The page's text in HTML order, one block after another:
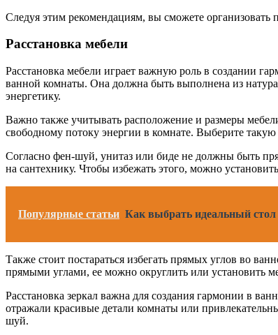
Следуя этим рекомендациям, вы сможете
Расстановка мебели
Расстановка мебели играет важную роль в создании
ванной комнаты. Она должна быть выполнена из
энергетику.
Важно также учитывать расположение и размеры
свободному потоку энергии в комнате. Выберите такую
Согласно фен-шуй, унитаз или биде не должны быть
на сантехнику. Чтобы избежать этого, можно
Популярные статьи Как выбрать идеальный
Также стоит постараться избегать прямых углов во
прямыми углами, ее можно округлить или установить
Расстановка зеркал важна для создания гармонии в
отражали красивые детали комнаты или
шуй.